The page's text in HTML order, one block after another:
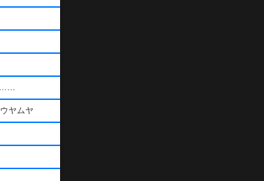
……
ヤムヤ